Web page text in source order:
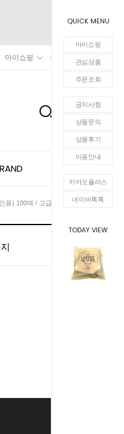
QUICK MENU
마이쇼핑
관심상품
주문조회
공지사항
상품문의
상품후기
이용안내
카카오플러스
네이버톡톡
TODAY VIEW
마이쇼핑 장바구니
용) 100매 / 고급 커피여과지